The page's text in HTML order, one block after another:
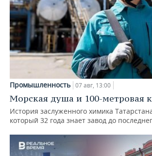
Промышленность 07 авг, 13:00
Морская душа и 100-метровая
История заслуженного химика
который 32 года знает завод до